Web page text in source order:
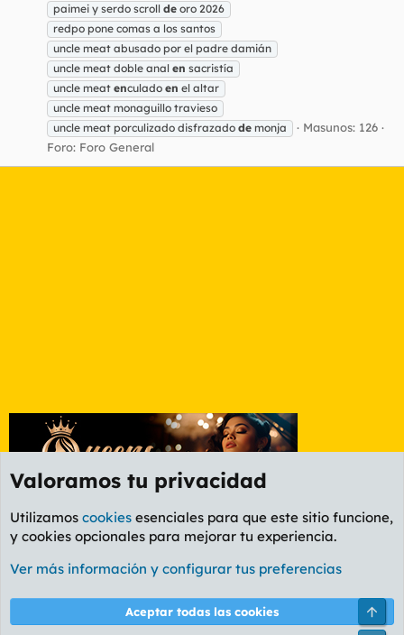
paimei y serdo scroll de oro 2026
redpo pone comas a los santos
uncle meat abusado por el padre damián
uncle meat doble anal en sacristía
uncle meat enculado en el altar
uncle meat monaguillo travieso
uncle meat porculizado disfrazado de monja
Masunos: 126
Foro: Foro General
Etiquetas
Cookies
PL OLDSTYLE AMARILLO
Términos y reglas Política de privacidad Ayuda
Valoramos tu privacidad
Utilizamos cookies esenciales para que este sitio funcione,
y cookies opcionales para mejorar tu experiencia.
Ver más información y configurar tus preferencias
Aceptar todas las cookies